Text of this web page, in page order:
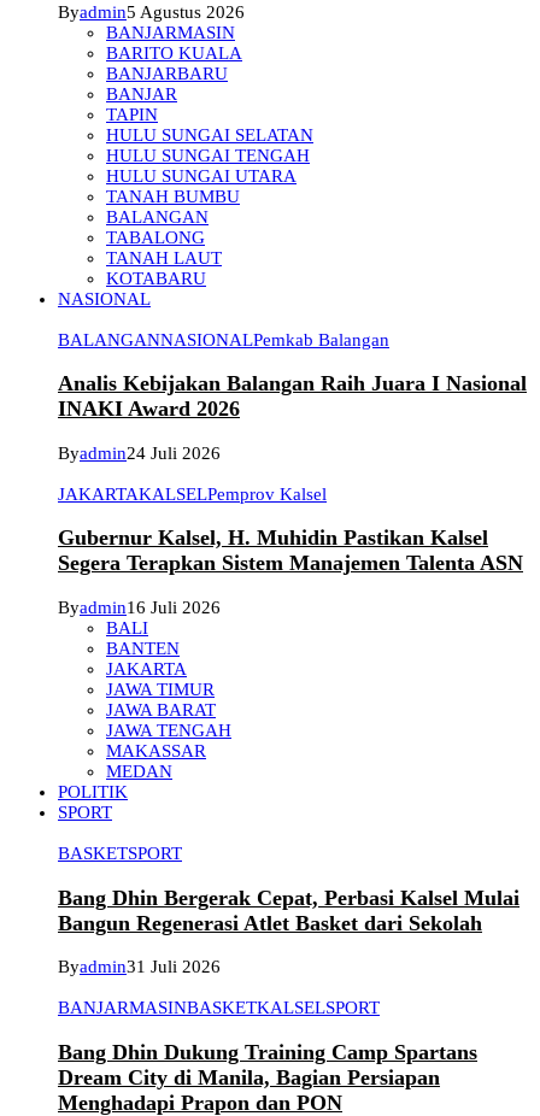
Byadmin5 Agustus 2026
BANJARMASIN
BARITO KUALA
BANJARBARU
BANJAR
TAPIN
HULU SUNGAI SELATAN
HULU SUNGAI TENGAH
HULU SUNGAI UTARA
TANAH BUMBU
BALANGAN
TABALONG
TANAH LAUT
KOTABARU
NASIONAL
BALANGANNASIONALPemkab Balangan
Analis Kebijakan Balangan Raih Juara I Nasional
INAKI Award 2026
Byadmin24 Juli 2026
JAKARTAKALSELPemprov Kalsel
Gubernur Kalsel, H. Muhidin Pastikan Kalsel
Segera Terapkan Sistem Manajemen Talenta ASN
Byadmin16 Juli 2026
BALI
BANTEN
JAKARTA
JAWA TIMUR
JAWA BARAT
JAWA TENGAH
MAKASSAR
MEDAN
POLITIK
SPORT
BASKETSPORT
Bang Dhin Bergerak Cepat, Perbasi Kalsel Mulai
Bangun Regenerasi Atlet Basket dari Sekolah
Byadmin31 Juli 2026
BANJARMASINBASKETKALSELSPORT
Bang Dhin Dukung Training Camp Spartans
Dream City di Manila, Bagian Persiapan
Menghadapi Prapon dan PON